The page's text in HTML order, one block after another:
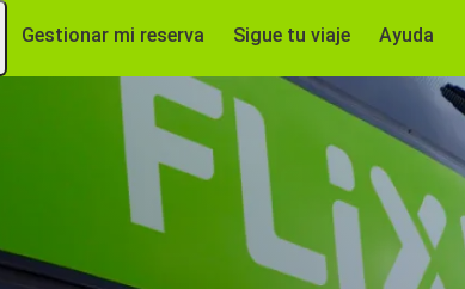
Gestionar mi reserva Sigue tu viaje Ayuda